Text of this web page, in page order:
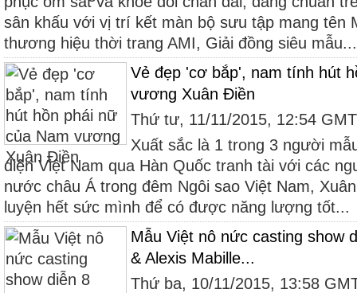
sân khấu với vị trí kết màn bộ sưu tập mang tên
thương hiệu thời trang AMI, Giải đồng siêu mẫu...
Vẻ đẹp 'cơ bắp', nam tính hút
vương Xuân Điền
Thứ tư, 11/11/2015, 12:54
Xuất sắc là 1 trong 3 người
diện Việt Nam qua Hàn Quốc tranh tài với các
nước châu Á trong đêm Ngôi sao Việt Nam,
luyện hết sức mình để có được năng lượng tốt...
Mẫu Việt nô nức casting show
& Alexis Mabille...
Thứ ba, 10/11/2015, 13:58